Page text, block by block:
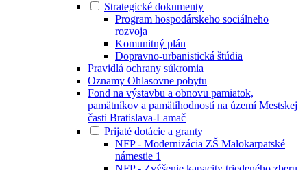
Strategické dokumenty
Program hospodárskeho sociálneho
rozvoja
Komunitný plán
Dopravno-urbanistická štúdia
Pravidlá ochrany súkromia
Oznamy Ohlasovne pobytu
Fond na výstavbu a obnovu pamiatok,
pamätníkov a pamätihodností na území Mestskej
časti Bratislava-Lamač
Prijaté dotácie a granty
NFP - Modernizácia ZŠ Malokarpatské
námestie 1